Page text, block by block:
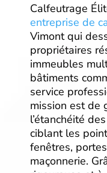
Calfeutrage
entreprise de
Vimont qui
propriétaires
immeubles
bâtiments
service
mission est de
l’étanchéité
ciblant les
fenêtres,
maçonnerie.